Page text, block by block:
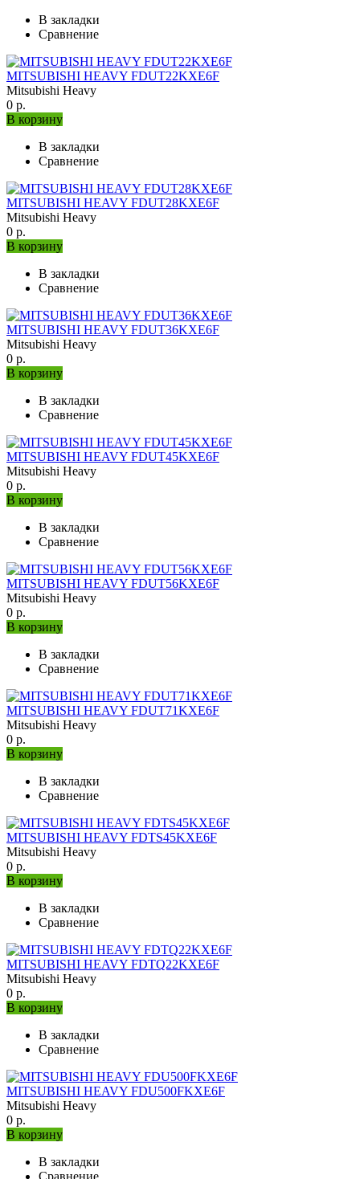
В закладки
Сравнение
MITSUBISHI HEAVY FDUT22KXE6F
Mitsubishi Heavy
0 р.
В корзину
В закладки
Сравнение
MITSUBISHI HEAVY FDUT28KXE6F
Mitsubishi Heavy
0 р.
В корзину
В закладки
Сравнение
MITSUBISHI HEAVY FDUT36KXE6F
Mitsubishi Heavy
0 р.
В корзину
В закладки
Сравнение
MITSUBISHI HEAVY FDUT45KXE6F
Mitsubishi Heavy
0 р.
В корзину
В закладки
Сравнение
MITSUBISHI HEAVY FDUT56KXE6F
Mitsubishi Heavy
0 р.
В корзину
В закладки
Сравнение
MITSUBISHI HEAVY FDUT71KXE6F
Mitsubishi Heavy
0 р.
В корзину
В закладки
Сравнение
MITSUBISHI HEAVY FDTS45KXE6F
Mitsubishi Heavy
0 р.
В корзину
В закладки
Сравнение
MITSUBISHI HEAVY FDTQ22KXE6F
Mitsubishi Heavy
0 р.
В корзину
В закладки
Сравнение
MITSUBISHI HEAVY FDU500FKXE6F
Mitsubishi Heavy
0 р.
В корзину
В закладки
Сравнение